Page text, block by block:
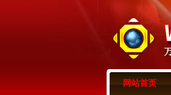
网站首页